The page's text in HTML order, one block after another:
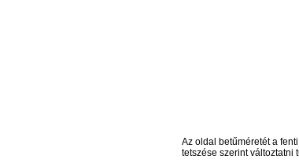
Az oldal betűméretét a
tetszése szerint változtatni